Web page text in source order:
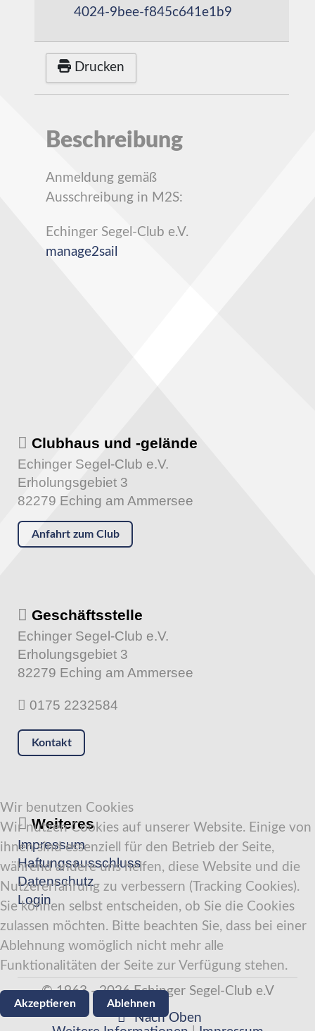
4024-9bee-f845c641e1b9
Drucken
Beschreibung
Anmeldung gemäß
Ausschreibung in M2S:
Echinger Segel-Club e.V.
manage2sail
Clubhaus und -gelände
Echinger Segel-Club e.V.
Erholungsgebiet 3
82279 Eching am Ammersee
Anfahrt zum Club
Geschäftsstelle
Echinger Segel-Club e.V.
Erholungsgebiet 3
82279 Eching am Ammersee
0175 2232584
Kontakt
Weiteres
Impressum
Haftungsausschluss
Datenschutz
Login
© 1963 - 2026 Echinger Segel-Club e.V
Nach Oben
Wir benutzen Cookies
Wir nutzen Cookies auf unserer Website. Einige von
ihnen sind essenziell für den Betrieb der Seite,
während andere uns helfen, diese Website und die
Nutzererfahrung zu verbessern (Tracking Cookies).
Sie können selbst entscheiden, ob Sie die Cookies
zulassen möchten. Bitte beachten Sie, dass bei einer
Ablehnung womöglich nicht mehr alle
Funktionalitäten der Seite zur Verfügung stehen.
Akzeptieren Ablehnen